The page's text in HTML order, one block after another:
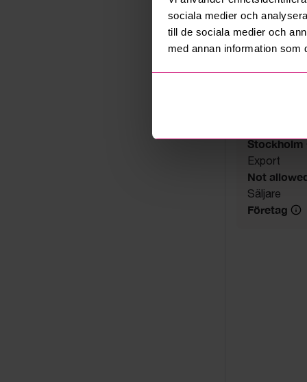
sociala medier och
till de sociala medier och
med annan information som
Stockholm
Export
Not
Säljare
Företag